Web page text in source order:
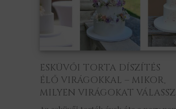
ESKÜVŐI TORTA DÍSZÍTÉS
ÉLŐ VIRÁGOKKAL – MIKOR,
MILYEN VIRÁGOKAT VÁLASSZ